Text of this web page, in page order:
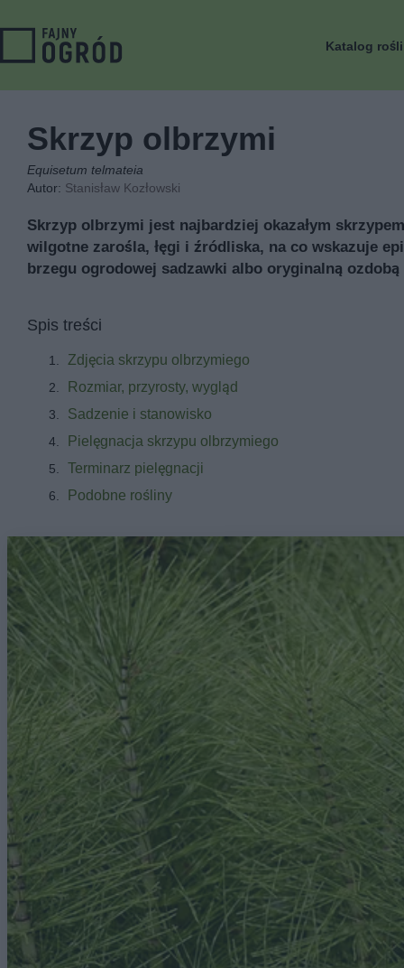
Katalog
Skrzyp olbrzymi
Equisetum telmateia
Autor: Stanisław Kozłowski
Skrzyp olbrzymi jest najbardziej okazałym
wilgotne zarośla, łęgi i źródliska, na co wskazuje
brzegu ogrodowej sadzawki albo oryginalną
Spis treści
Zdjęcia skrzypu olbrzymiego
Rozmiar, przyrosty, wygląd
Sadzenie i stanowisko
Pielęgnacja skrzypu olbrzymiego
Terminarz pielęgnacji
Podobne rośliny